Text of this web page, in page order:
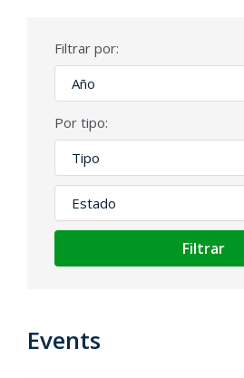
Filtrar por:
Por tipo:
Filtrar
Events